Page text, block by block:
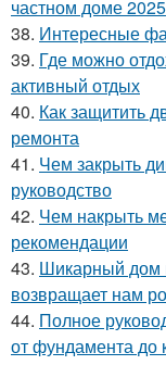
частном доме 2025
38. Интересные
39. Где можно
активный отдых
40. Как защитить
ремонта
41. Чем закрыть
руководство
42. Чем накрыть
рекомендации
43. Шикарный дом
возвращает нам
44. Полное
от фундамента до